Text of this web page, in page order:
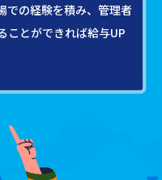
での経験を積み、管理者
ことができれば給与UP